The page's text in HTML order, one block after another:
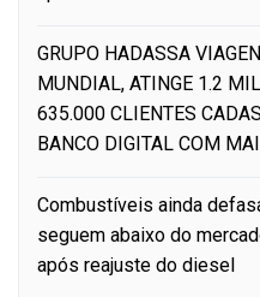
GRUPO HADASSA
MUNDIAL, ATINGE 1.2
635.000 CLIENTES
BANCO DIGITAL COM
Combustíveis ainda
seguem abaixo do
após reajuste do diesel